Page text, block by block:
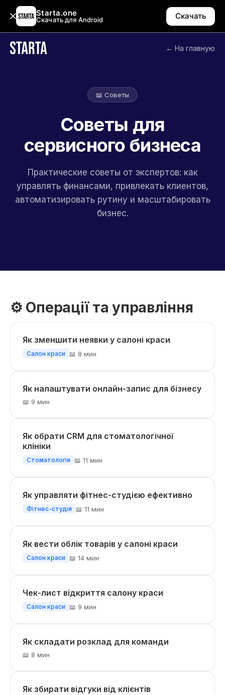
Starta.one
Скачать для Android Скачать
← На главную
📖 Советы
Советы для
сервисного бизнеса
Практические советы от экспертов: как
управлять финансами, привлекать клиентов,
автоматизировать рутину и масштабировать
бизнес.
⚙️ Операції та управління
Як зменшити неявки у салоні краси
Салон краси 📖 8 мин
Як налаштувати онлайн-запис для бізнесу
📖 9 мин
Як обрати CRM для стоматологічної
клініки
Стоматологія 📖 11 мин
Як управляти фітнес-студією ефективно
Фітнес-студія 📖 11 мин
Як вести облік товарів у салоні краси
Салон краси 📖 14 мин
Чек-лист відкриття салону краси
Салон краси 📖 9 мин
Як складати розклад для команди
📖 8 мин
Як збирати відгуки від клієнтів